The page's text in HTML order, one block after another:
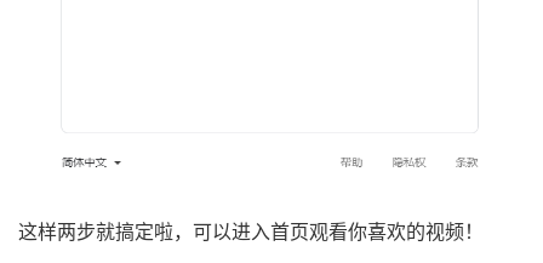
这样两步就搞定啦，可以进入首页观看你喜欢的视频！